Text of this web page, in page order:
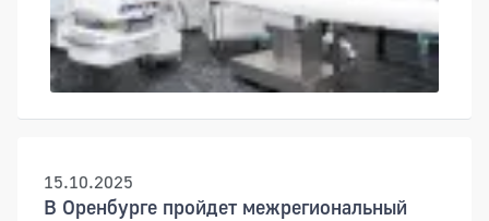
15.10.2025
В Оренбурге пройдет межрегиональный